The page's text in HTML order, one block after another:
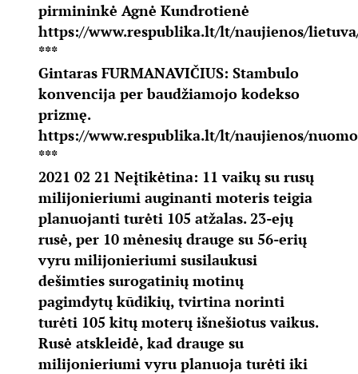
pirmininkė Agnė Kundrotienė
https://www.respublika.lt/lt/naujienos/lietuva/
***
Gintaras FURMANAVIČIUS: Stambulo
konvencija per baudžiamojo kodekso
prizmę.
https://www.respublika.lt/lt/naujienos/
***
2021 02 21 Neįtikėtina: 11 vaikų su rusų
milijonieriumi auginanti moteris teigia
planuojanti turėti 105 atžalas. 23-ejų
rusė, per 10 mėnesių drauge su 56-erių
vyru milijonieriumi susilaukusi
dešimties surogatinių motinų
pagimdytų kūdikių, tvirtina norinti
turėti 105 kitų moterų išnešiotus vaikus.
Rusė atskleidė, kad drauge su
milijonieriumi vyru planuoja turėti iki